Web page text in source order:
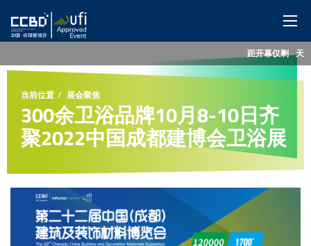
展会概览
展商服务
观众服务
特色展区
距开幕仅剩--天
当前位置 展会聚焦
300余卫浴品牌10月8-10日齐
聚2022中国成都建博会卫浴展